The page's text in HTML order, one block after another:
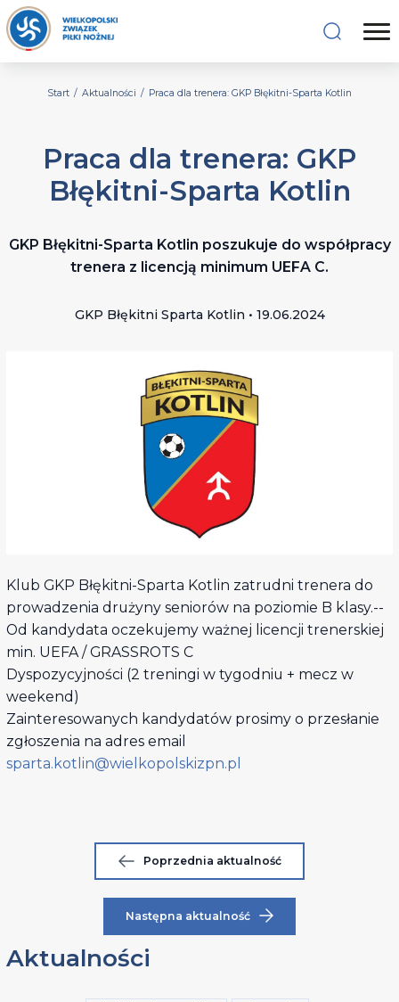
Start / Aktualności / Praca dla trenera: GKP Błękitni-Sparta Kotlin
Praca dla trenera: GKP
Błękitni-Sparta Kotlin
GKP Błękitni-Sparta Kotlin poszukuje do współpracy
trenera z licencją minimum UEFA C.
GKP Błękitni Sparta Kotlin • 19.06.2024
Klub GKP Błękitni-Sparta Kotlin zatrudni trenera do
prowadzenia drużyny seniorów na poziomie B klasy.--
Od kandydata oczekujemy ważnej licencji trenerskiej
min. UEFA / GRASSROTS C
Dyspozycyjności (2 treningi w tygodniu + mecz w
weekend)
Zainteresowanych kandydatów prosimy o przesłanie
zgłoszenia na adres email
sparta.kotlin@wielkopolskizpn.pl
Poprzednia aktualność
Następna aktualność
Aktualności